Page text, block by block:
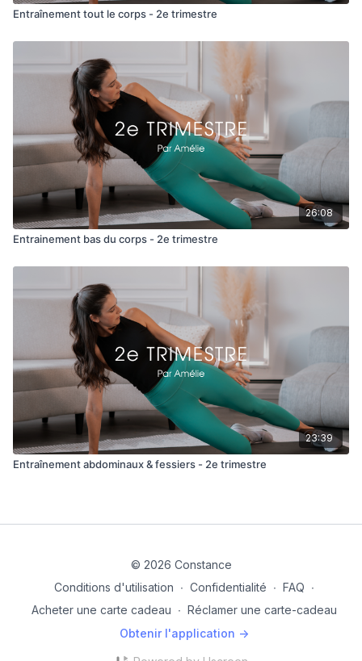
Entraînement tout le corps - 2e trimestre
26:08
Entrainement bas du corps - 2e trimestre
23:39
Entraînement abdominaux & fessiers - 2e trimestre
© 2026 Constance
Conditions d'utilisation ∙ Confidentialité ∙ FAQ ∙
Acheter une carte cadeau ∙ Réclamer une carte-cadeau
Obtenir l'application ->